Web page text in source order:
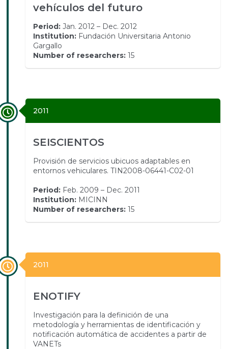
vehículos del futuro
Period: Jan. 2012 – Dec. 2012
Institution: Fundación Universitaria Antonio
Gargallo
Number of researchers: 15
2011
SEISCIENTOS
Provisión de servicios ubicuos adaptables en
entornos vehiculares. TIN2008-06441-C02-01
Period: Feb. 2009 – Dec. 2011
Institution: MICINN
Number of researchers: 15
2011
ENOTIFY
Investigación para la definición de una
metodología y herramientas de identificación y
notificación automática de accidentes a partir de
VANETs